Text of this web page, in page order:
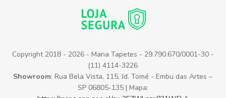
Copyright 2018 - 2026 - Mana Tapetes - 29.790.670/0001-30 -
(11) 4114-3226
Showroom: Rua Bela Vista, 115, Jd. Tomé - Embu das Artes –
SP 06805-135 | Mapa: